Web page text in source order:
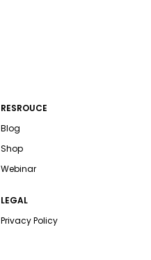
RESROUCE
Blog
Shop
Webinar
LEGAL
Privacy Policy